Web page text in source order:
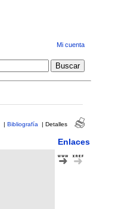
Mi cuenta
| Bibliografía | Detalles
Enlaces